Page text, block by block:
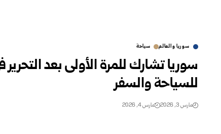
سوريا والعالم سياحة
سوريا تشارك للمرة الأولى بعد
للسياحة والسفر
مارس 3, 2026 مارس 4, 2026